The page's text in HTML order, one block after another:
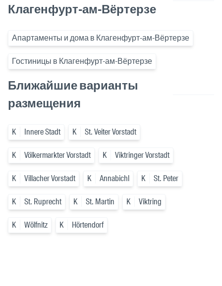
Клагенфурт-ам-Вёртерзе
Апартаменты и дома в Клагенфурт-ам-Вёртерзе
Гостиницы в Клагенфурт-ам-Вёртерзе
Ближайшие варианты
размещения
K Innere Stadt K St. Veiter Vorstadt
K Völkermarkter Vorstadt K Viktringer Vorstadt
K Villacher Vorstadt K Annabichl K St. Peter
K St. Ruprecht K St. Martin K Viktring
K Wölfnitz K Hörtendorf